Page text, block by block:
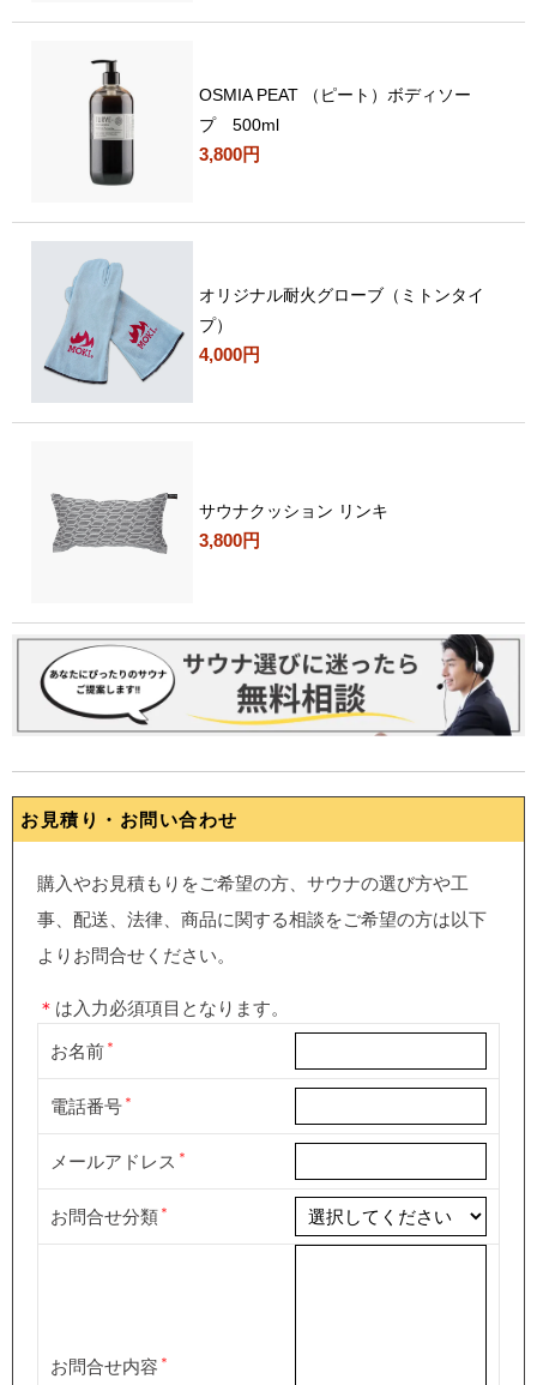
OSMIA PEAT （ピート）ボディソー
プ 500ml
3,800円
オリジナル耐火グローブ（ミトンタイ
プ）
4,000円
サウナクッション リンキ
3,800円
お見積り・お問い合わせ
購入やお見積もりをご希望の方、サウナの選び方や工
事、配送、法律、商品に関する相談をご希望の方は以下
よりお問合せください。
＊ は入力必須項目となります。
お名前
電話番号
メールアドレス
お問合せ分類
お問合せ内容